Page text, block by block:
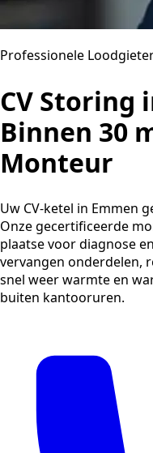
Professionele
CV Storing
Binnen 30
Monteur
Uw CV-ketel in Emmen
Onze gecertificeerde
plaatse voor diagnose
vervangen onderdelen,
snel weer warmte en
buiten kantooruren.